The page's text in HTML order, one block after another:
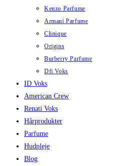
Kenzo Parfume
Armani Parfume
Clinique
Origins
Burberry Parfume
Dfi Voks
ID Voks
American Crew
Renati Voks
Hårprodukter
Parfume
Hudpleje
Blog